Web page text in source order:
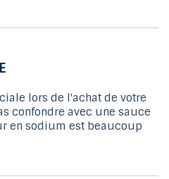
lors de l'achat de votre
confondre avec une sauce
en sodium est beaucoup